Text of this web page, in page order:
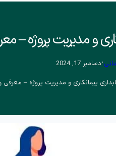
مدیریت فروشگاهی
فرآیندهای بازاریابی
فرصت بازاریابی
و مدیریت پروژه –
.دسامبر 17, 2024
پیمانکاری و مدیریت پروژه – معرفی و